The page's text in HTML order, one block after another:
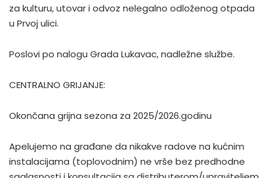
za kulturu, utovar i odvoz nelegalno odloženog otpada
u Prvoj ulici.
Poslovi po nalogu Grada Lukavac, nadležne službe.
CENTRALNO GRIJANJE:
Okončana grijna sezona za 2025/2026.godinu
Apelujemo na građane da nikakve radove na kućnim
instalacijama (toplovodnim) ne vrše bez predhodne